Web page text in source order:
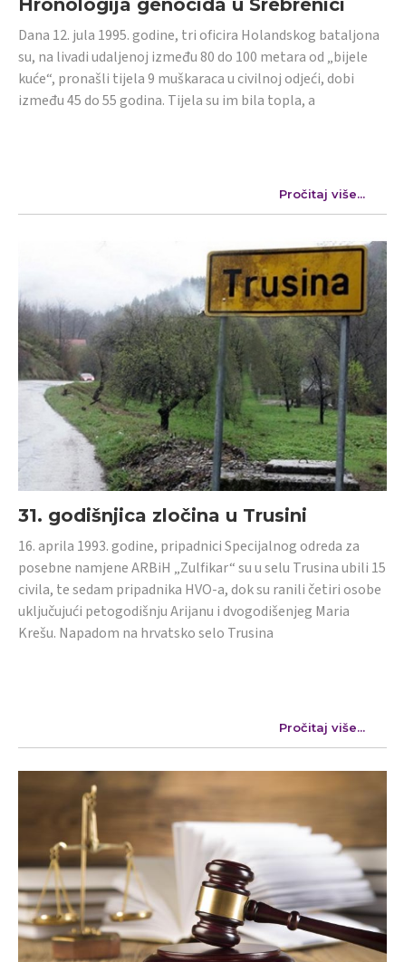
Dana 12. jula 1995. godine, tri oficira Holandskog bataljona
su, na livadi udaljenoj između 80 do 100 metara od „bijele
kuće“, pronašli tijela 9 muškaraca u civilnoj odjeći, dobi
između 45 do 55 godina. Tijela su im bila topla, a
Pročitaj više...
31. godišnjica zločina u Trusini
16. aprila 1993. godine, pripadnici Specijalnog odreda za
posebne namjene ARBiH „Zulfikar“ su u selu Trusina ubili 15
civila, te sedam pripadnika HVO-a, dok su ranili četiri osobe
uključujući petogodišnju Arijanu i dvogodišenjeg Maria
Krešu. Napadom na hrvatsko selo Trusina
Pročitaj više...